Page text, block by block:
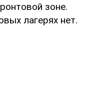
зоне.
лагерях нет.